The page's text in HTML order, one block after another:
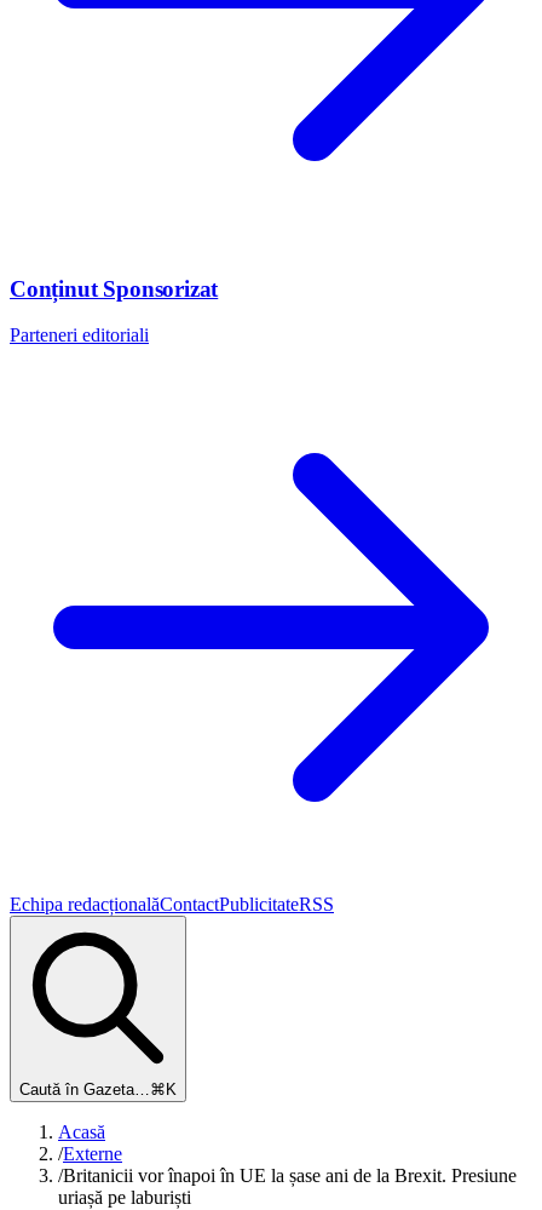
Conținut Sponsorizat
Parteneri editoriali
Echipa redacționalăContactPublicitateRSS
Caută în Gazeta…⌘K
Acasă
/Externe
/Britanicii vor înapoi în UE la șase ani de la Brexit. Presiune
uriașă pe laburiști